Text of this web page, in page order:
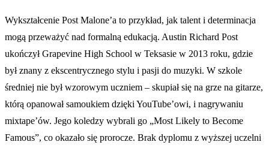
Wykształcenie Post Malone’a to przykład, jak talent i determinacja
mogą przeważyć nad formalną edukacją. Austin Richard Post
ukończył Grapevine High School w Teksasie w 2013 roku, gdzie
był znany z ekscentrycznego stylu i pasji do muzyki. W szkole
średniej nie był wzorowym uczniem – skupiał się na grze na gitarze,
którą opanował samoukiem dzięki YouTube’owi, i nagrywaniu
mixtape’ów. Jego koledzy wybrali go „Most Likely to Become
Famous”, co okazało się prorocze. Brak dyplomu z wyższej uczelni